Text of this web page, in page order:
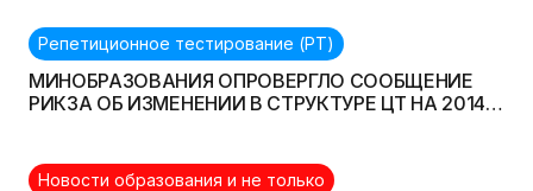
Репетиционное тестирование (РТ)
МИНОБРАЗОВАНИЯ ОПРОВЕРГЛО СООБЩЕНИЕ
РИКЗА ОБ ИЗМЕНЕНИИ В СТРУКТУРЕ ЦТ НА 2014
Новости образования и не только